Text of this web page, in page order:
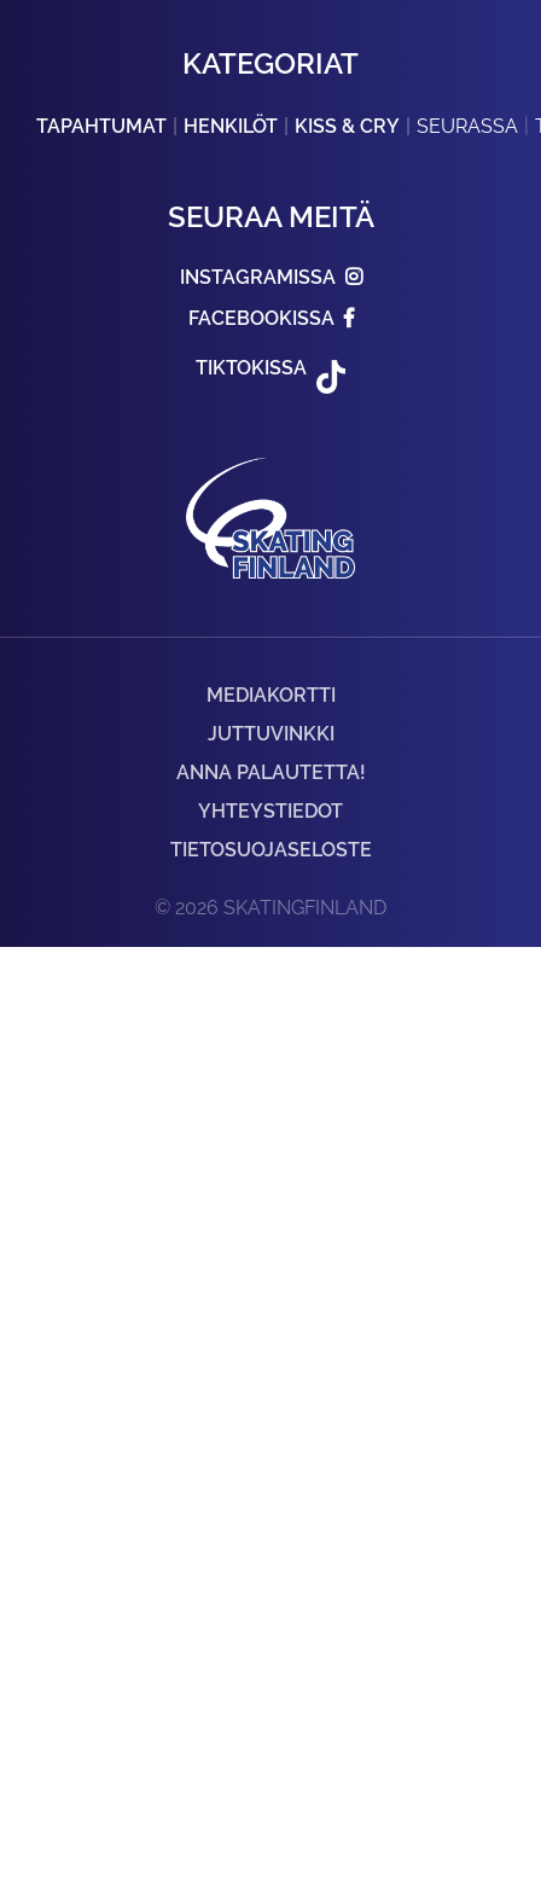
KATEGORIAT
TAPAHTUMAT HENKILÖT KISS & CRY SEURASSA
SEURAA MEITÄ
INSTAGRAMISSA
FACEBOOKISSA
TIKTOKISSA
MEDIAKORTTI
JUTTUVINKKI
ANNA PALAUTETTA!
YHTEYSTIEDOT
TIETOSUOJASELOSTE
© 2026 SKATINGFINLAND